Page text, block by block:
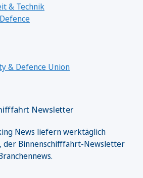
& Technik
& Defence Union
Newsletter
News liefern werktäglich
der Binnenschifffahrt-Newsletter